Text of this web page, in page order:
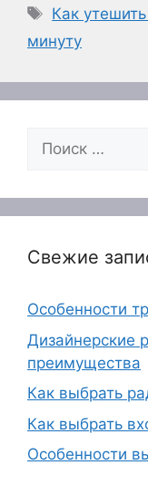
Метки
Как
минуту
Поиск:
Свежие
Особенности
Дизайнерские
преимущества
Как выбрать
Как выбрать
Особенности